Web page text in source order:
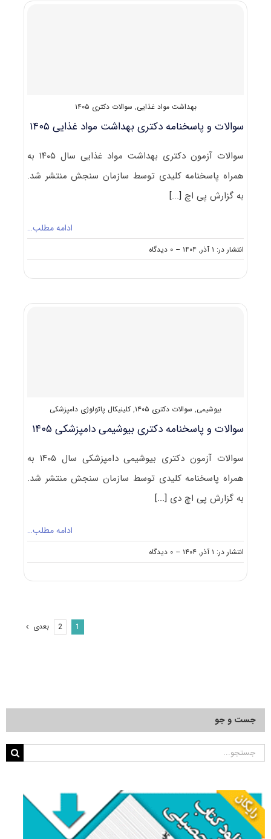
بهداشت
بهداشت مواد غذایی, سوالات دکتری ۱۴۰۵
سوالات و پاسخنامه دکتری بهداشت مواد غذایی ۱۴۰۵
سوالات آزمون دکتری بهداشت مواد غذایی سال ۱۴۰۵ به
همراه پاسخنامه کلیدی توسط سازمان سنجش منتشر شد.
به گزارش پی اچ[...]
ادامه مطلب…
انتشار در: ۱ آذر, ۱۴۰۴ -- ۰ دیدگاه
on
سوالات
بهداشت
بیوشیمی, سوالات دکتری ۱۴۰۵ ,کلینیکال پاتولوژی دامپزشکی
سوالات و پاسخنامه دکتری بیوشیمی دامپزشکی ۱۴۰۵
سوالات آزمون دکتری بیوشیمی دامپزشکی سال ۱۴۰۵ به
همراه پاسخنامه کلیدی توسط سازمان سنجش منتشر شد.
به گزارش پی اچ دی [...]
ادامه مطلب…
انتشار در: ۱ آذر, ۱۴۰۴ -- ۰ دیدگاه
on
سوالات
1
2 بعدی
جست و جو
جستجو